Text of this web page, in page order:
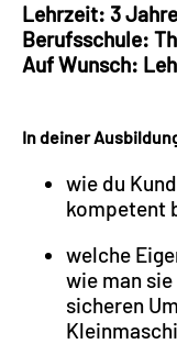
Lehrzeit: 3 Jahre
Berufsschule:
Auf Wunsch:
In deiner
wie du
kompetent
welche
wie man
sicheren